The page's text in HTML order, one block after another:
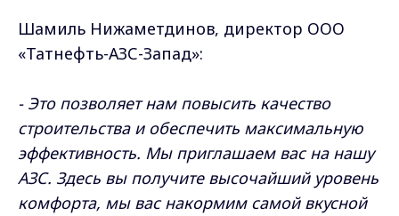
Шамиль Нижаметдинов, директор ООО
«Татнефть-АЗС-Запад»:
- Это позволяет нам повысить качество
строительства и обеспечить максимальную
эффективность. Мы приглашаем вас на нашу
АЗС. Здесь вы получите высочайший уровень
комфорта, мы вас накормим самой вкусной